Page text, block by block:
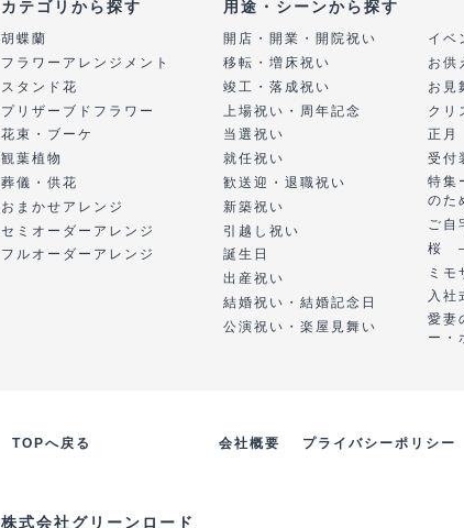
カテゴリから探す
胡蝶蘭
フラワーアレンジメント
スタンド花
プリザーブドフラワー
花束・ブーケ
観葉植物
葬儀・供花
おまかせアレンジ
セミオーダーアレンジ
フルオーダーアレンジ
用途・シーンから探す
開店・開業・開院祝い
移転・増床祝い
竣工・落成祝い
上場祝い・周年記念
当選祝い
就任祝い
歓送迎・退職祝い
新築祝い
引越し祝い
誕生日
出産祝い
結婚祝い・結婚記念日
公演祝い・楽屋見舞い
イベ
お供
お見
クリ
正月
受付
特集
のた
ご自
桜
ミ
入社
愛妻
ー・
TOPへ戻る 会社概要 プライバシーポリシー
株式会社グリーンロード